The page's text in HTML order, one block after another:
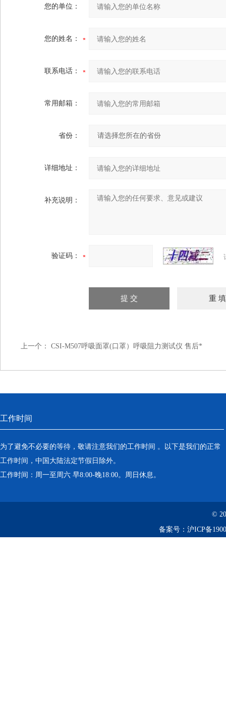
您的单位：
您的姓名：
联系电话：
常用邮箱：
省份：
详细地址：
补充说明：
验证码：
上一个： CSI-M507呼吸面罩(口罩）呼吸阻力测试仪 售后*
工作时间
为了避免不必要的等待，敬请注意我们的工作时间 。以下是我们的正常
工作时间，中国大陆法定节假日除外。
工作时间：周一至周六 早8:00-晚18:00。周日休息。
©
备案号： 沪ICP备